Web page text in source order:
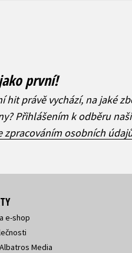
první!
hit právě vychází, na jaké
Přihlášením k odběru
zpracováním osobních
e-shop
Media